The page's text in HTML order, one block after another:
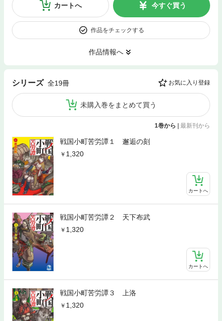
カートへ 今すぐ買う
作品をチェックする
作品情報へ
シリーズ 全19冊 お気に入り登録
未購入巻をまとめて買う
1巻から | 最新刊から
戦国小町苦労譚１ 邂逅の刻
1,320
カートへ
戦国小町苦労譚２ 天下布武
1,320
カートへ
戦国小町苦労譚３ 上洛
1,320